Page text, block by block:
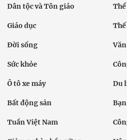
Dân tộc và Tôn giáo
Giáo dục
Đời sống
Sức khỏe
Ô tô xe máy Du
Bất động sản
Tuần Việt Nam